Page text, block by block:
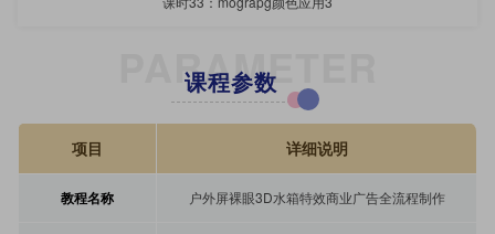
PARAMETER
课程参数
项目 详细说明
教程名称 户外屏裸眼3D水箱特效商业广告全流程制作